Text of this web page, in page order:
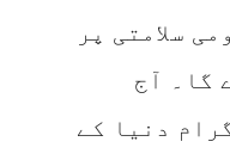
سلامتی پر
آج
دنیا کے